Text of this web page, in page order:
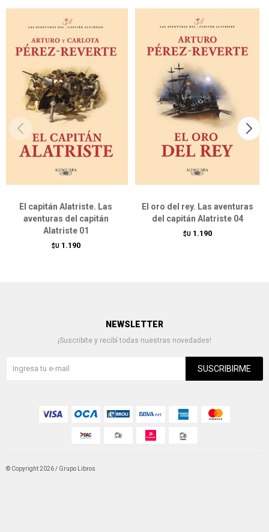
El capitán Alatriste. Las
aventuras del capitán
Alatriste 01
$U 1.190
El oro del rey. Las aventuras
del capitán Alatriste 04
$U 1.190
NEWSLETTER
¡Suscribite y recibí todas nuestras novedades!
SUSCRIBIRME
© Copyright 2026 / Grupo Libros